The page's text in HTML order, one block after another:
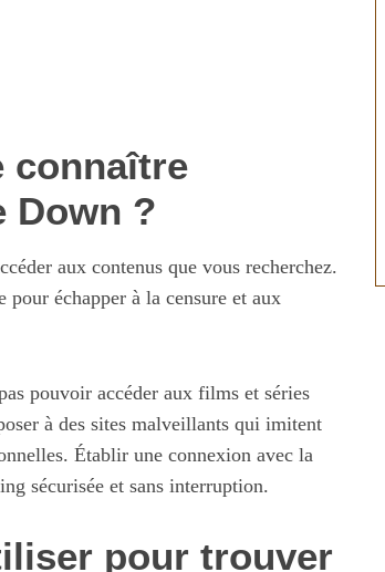
connaître
Down ?
aux contenus que vous recherchez.
pour échapper à la censure et aux
pouvoir accéder aux films et séries
à des sites malveillants qui imitent
Établir une connexion avec la
sécurisée et sans interruption.
pour trouver